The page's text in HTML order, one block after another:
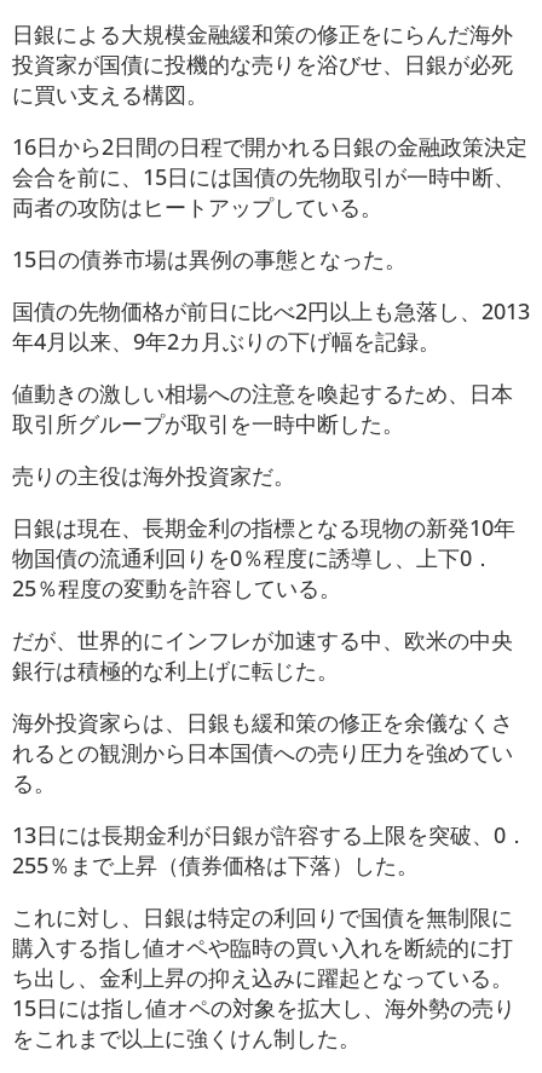
日銀による大規模金融緩和策の修正をにらんだ海外
投資家が国債に投機的な売りを浴びせ、日銀が必死
に買い支える構図。
16日から2日間の日程で開かれる日銀の金融政策決定
会合を前に、15日には国債の先物取引が一時中断、
両者の攻防はヒートアップしている。
15日の債券市場は異例の事態となった。
国債の先物価格が前日に比べ2円以上も急落し、2013
年4月以来、9年2カ月ぶりの下げ幅を記録。
値動きの激しい相場への注意を喚起するため、日本
取引所グループが取引を一時中断した。
売りの主役は海外投資家だ。
日銀は現在、長期金利の指標となる現物の新発10年
物国債の流通利回りを0％程度に誘導し、上下0．
25％程度の変動を許容している。
だが、世界的にインフレが加速する中、欧米の中央
銀行は積極的な利上げに転じた。
海外投資家らは、日銀も緩和策の修正を余儀なくさ
れるとの観測から日本国債への売り圧力を強めてい
る。
13日には長期金利が日銀が許容する上限を突破、0．
255％まで上昇（債券価格は下落）した。
これに対し、日銀は特定の利回りで国債を無制限に
購入する指し値オペや臨時の買い入れを断続的に打
ち出し、金利上昇の抑え込みに躍起となっている。
15日には指し値オペの対象を拡大し、海外勢の売り
をこれまで以上に強くけん制した。